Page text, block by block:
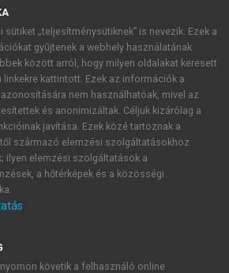
FIÓKKAL
sütiket „teljesítménysütiknek” is nevezik. Ezek a
gyűjtenek a webhely használatának
között arról, hogy milyen oldalakat keresett
linkekre kattintott. Ezek az információk a
nem használhatóak, mivel az
és anonimizáltak. Céljuk kizárólag a
javítása. Ezek közé tartoznak a
származó elemzési szolgáltatásokhoz
ilyen elemzési szolgáltatások a
a hőtérképek és a közösségi
követik a felhasználó online